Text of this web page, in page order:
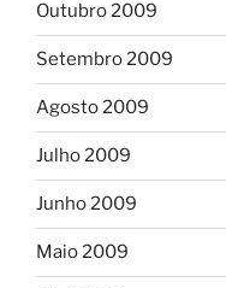
Outubro 2009
Setembro 2009
Agosto 2009
Julho 2009
Junho 2009
Maio 2009